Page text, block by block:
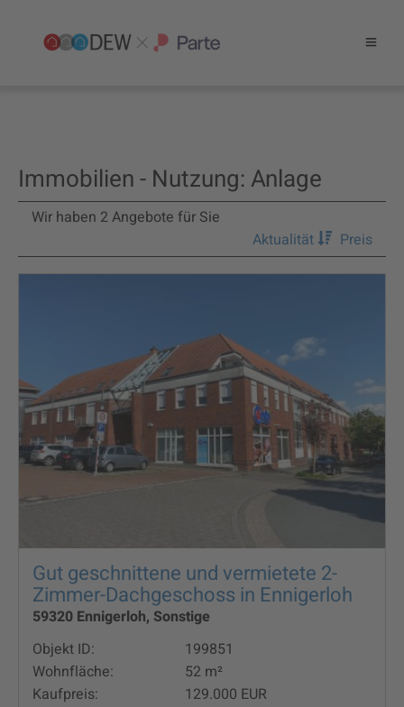
Immobilien - Nutzung: Anlage
Wir haben 2 Angebote für Sie
Aktualität
Preis
Gut geschnittene und vermietete 2-
Zimmer-Dachgeschoss in Ennigerloh
59320 Ennigerloh, Sonstige
Objekt ID:
199851
Wohnfläche:
52 m²
Kaufpreis:
129.000 EUR